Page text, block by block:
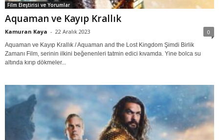
Film Eleştirisi ve Yorumlar
Aquaman ve Kayıp Krallık
Kamuran Kaya - 22 Aralık 2023 0
Aquaman ve Kayıp Krallık / Aquaman and the Lost Kingdom Şimdi Birlik
Zamanı Film, serinin ilkini beğenenleri tatmin edici kıvamda. Yine bolca su
altında kırıp dökmeler...